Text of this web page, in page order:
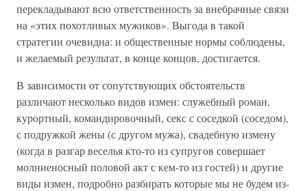
перекладывают всю ответственность за внебрачные связи
на «этих похотливых мужиков». Выгода в такой
стратегии очевидна: и общественные нормы соблюдены,
и желаемый результат, в конце концов, достигается.
В зависимости от сопутствующих обстоятельств
различают несколько видов измен: служебный роман,
курортный, командировочный, секс с соседкой (соседом),
с подружкой жены (с другом мужа), свадебную измену
(когда в разгар веселья кто-то из супругов совершает
молниеносный половой акт с кем-то из гостей) и другие
виды измен, подробно разбирать которые мы не будем из-